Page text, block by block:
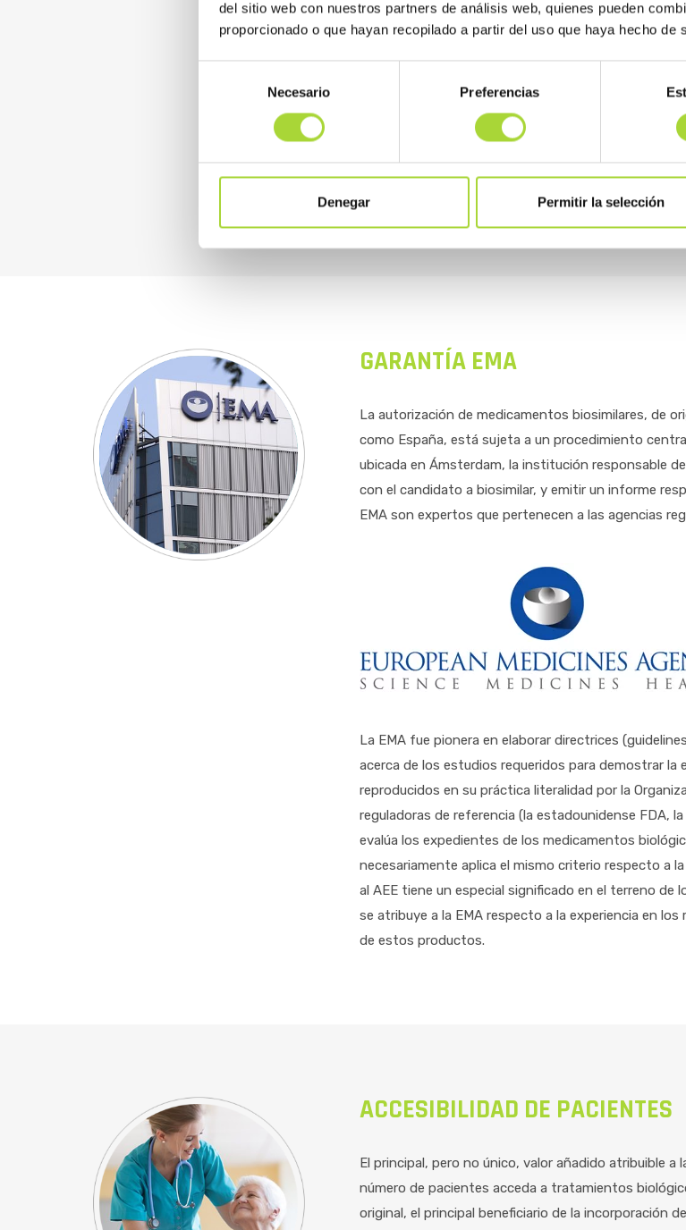
del sitio web con nuestros partners de análisis web, quienes pueden
proporcionado o que hayan recopilado a partir del uso que haya hecho de
consentimiento
Necesario Preferencias
Denegar Permitir la selección
Nation’s Biosimilars Program. Steven Kozlowski, M.D.,
Sherman, M.D., M.P.H.
La demostración de equivalencia entre
el producto original de síntesis química (o
extensa y exhaustiva puesto que es posible
estructura. Si bien la base legal sobre la que se
genérico. De igual manera, no es científicamente
GARANTÍA EMA
La autorización de medicamentos biosimilares, de
como España, está sujeta a un procedimiento
ubicada en Ámsterdam, la institución responsable
con el candidato a biosimilar, y emitir un informe
EMA son expertos que pertenecen a las agencias
La EMA fue pionera en elaborar directrices
acerca de los estudios requeridos para demostrar
reproducidos en su práctica literalidad por la
reguladoras de referencia (la estadounidense FDA,
evalúa los expedientes de los medicamentos
necesariamente aplica el mismo criterio respecto a
al AEE tiene un especial significado en el terreno de
se atribuye a la EMA respecto a la experiencia en
de estos productos.
ACCESIBILIDAD DE PACIENTES
El principal, pero no único, valor añadido atribuible
número de pacientes acceda a tratamientos
original, el principal beneficiario de la incorporación